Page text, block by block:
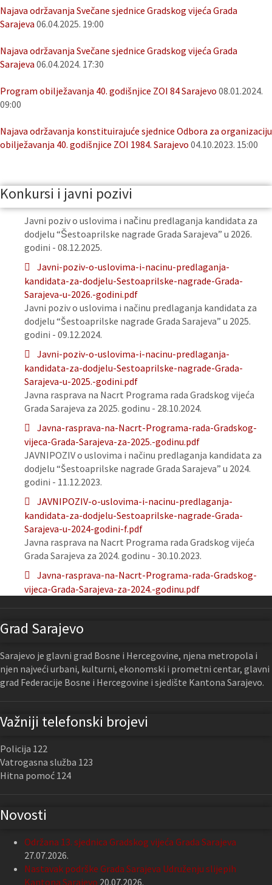
Najava održavanja Svečane sjednice Gradskog vijeća Grada
Sarajeva 06.04.2025. 19:00
Najava održavanja Svečane sjednice Gradskog vijeća Grada
Sarajeva 06.04.2024. 17:30
Program obilježavanja 40. godišnjice ZOI 84 Sarajevo 08.01.2024.
09:00
Najava održavanja konstituirajuće sjednice Odbora za organizaciju
obilježavanja 40. godišnjice ZOI 1984. Sarajevo 04.10.2023. 15:00
Konkursi i javni pozivi
Javni poziv o uslovima i načinu predlaganja kandidata za
dodjelu “Šestoaprilske nagrade Grada Sarajeva” u 2026.
godini - 08.12.2025.
Javni-poziv-o-uslovima-i-nacinu-predlaganja-
kandidata-za-dodjelu-Sestoaprilske-nagrade-Grada-
Sarajeva-u-2026.-godini.pdf
Javni poziv o uslovima i načinu predlaganja kandidata za
dodjelu “Šestoaprilske nagrade Grada Sarajeva” u 2025.
godini - 09.12.2024.
Javni-poziv-o-uslovima-i-nacinu-predlaganja-
kandidata-za-dodjelu-Sestoaprilske-nagrade-Grada-
Sarajeva-u-2025.-godini.pdf
Javna rasprava na Nacrt Programa rada Gradskog vijeća
Grada Sarajeva za 2025. godinu - 28.10.2024.
Javna-rasprava-na-Nacrt-Programa-rada-Gradskog-
vijeca-Grada-Sarajeva-za-2025.-godinu.pdf
JAVNIPOZIV o uslovima i načinu predlaganja kandidata za
dodjelu “Šestoaprilske nagrade Grada Sarajeva” u 2024.
godini - 11.12.2023.
JAVNIPOZIV-o-uslovima-i-nacinu-predlaganja-
kandidata-za-dodjelu-Sestoaprilske-nagrade-Grada-
Sarajeva-u-2024-godini-f.pdf
Javna rasprava na Nacrt Programa rada Gradskog vijeća
Grada Sarajeva za 2024. godinu - 30.10.2023.
Javna-rasprava-na-Nacrt-Programa-rada-Gradskog-
vijeca-Grada-Sarajeva-za-2024.-godinu.pdf
Grad Sarajevo
Sarajevo je glavni grad Bosne i Hercegovine, njena metropola i
njen najveći urbani, kulturni, ekonomski i prometni centar, glavni
grad Federacije Bosne i Hercegovine i sjedište Kantona Sarajevo.
Važniji telefonski brojevi
Policija 122
Vatrogasna služba 123
Hitna pomoć 124
Novosti
Održana 13. sjednica Gradskog vijeća Grada Sarajeva
27.07.2026.
Nastavak podrške Grada Sarajeva Udruženju slijepih
Kantona Sarajevo 20.07.2026.